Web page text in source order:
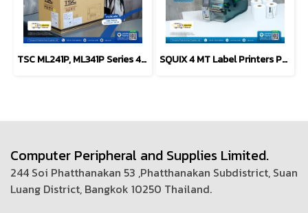
TSC ML241P, ML341P Series 4-Inch Industrial Label Printer SQUIX 4 MT Label Printers Particularly for textile materials
Computer Peripheral and Supplies Limited.
244 Soi Phatthanakan 53 ,Phatthanakan Subdistrict, Suan
Luang District, Bangkok 10250 Thailand.